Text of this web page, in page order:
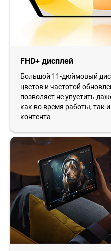
FHD+ дисплей
Большой 11-дюймовый
цветов и частотой
позволяет не упустить
как во время работы, так
контента.